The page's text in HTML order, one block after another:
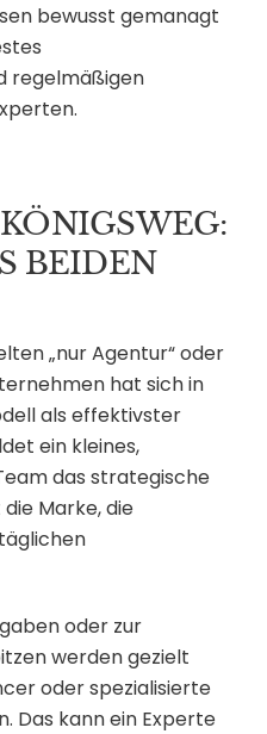
bewusst gemanagt
regelmäßigen
BEIDEN
„nur Agentur“ oder
hat sich in
als effektivster
ein kleines,
das strategische
Marke, die
oder zur
werden gezielt
oder spezialisierte
Das kann ein Experte